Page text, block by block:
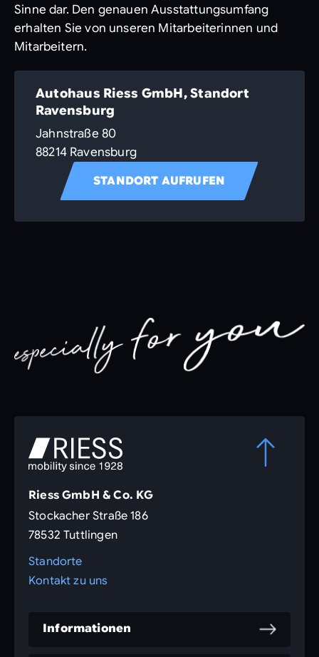
Sinne dar. Den genauen Ausstattungsumfang
erhalten Sie von unseren Mitarbeiterinnen und
Mitarbeitern.
Autohaus Riess GmbH, Standort
Ravensburg
Jahnstraße 80
88214 Ravensburg
STANDORT AUFRUFEN
Riess GmbH & Co. KG
Stockacher Straße 186
78532 Tuttlingen
Standorte
Kontakt zu uns
Informationen